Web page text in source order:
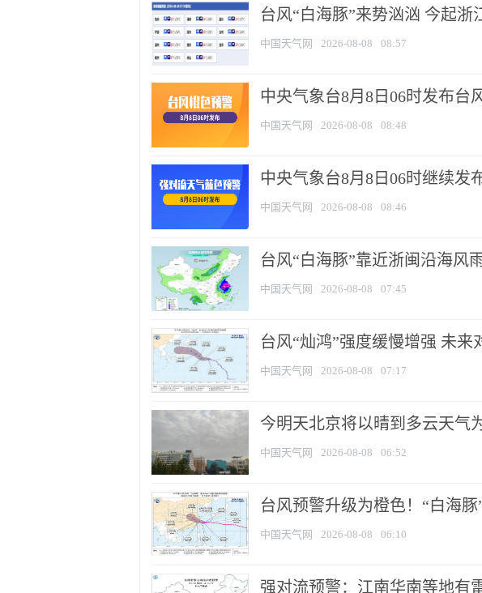
台风“白海豚”来势汹汹 今起浙
中国天气网 2026-08-08 08:57
中央气象台8月8日06时发布台
中国天气网 2026-08-08 08:48
中央气象台8月8日06时继续发
中国天气网 2026-08-08 08:46
台风“白海豚”靠近浙闽沿海风
中国天气网 2026-08-08 07:45
台风“灿鸿”强度缓慢增强 未来
中国天气网 2026-08-08 07:17
今明天北京将以晴到多云天气
中国天气网 2026-08-08 06:52
台风预警升级为橙色！“白海
中国天气网 2026-08-08 06:10
强对流预警：江南华南等地有